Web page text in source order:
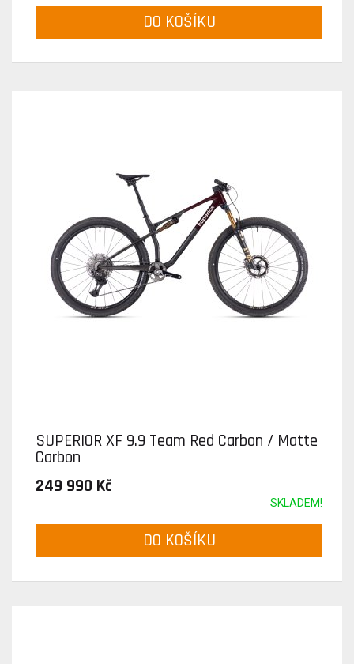
DO KOŠÍKU
SUPERIOR XF 9.9 Team Red Carbon / Matte
Carbon
249 990 Kč
SKLADEM!
DO KOŠÍKU